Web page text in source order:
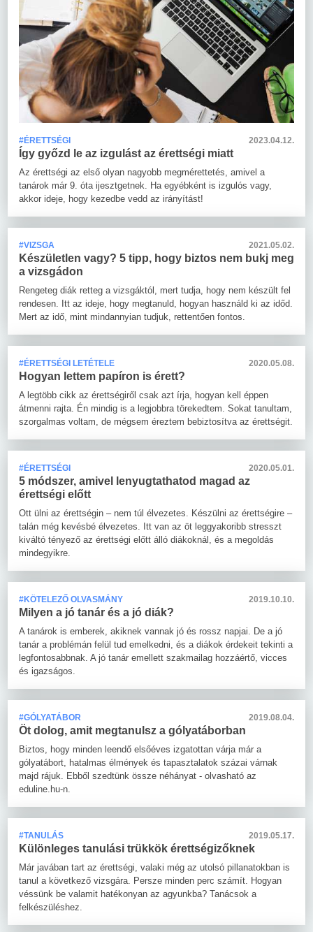
#ÉRETTSÉGI 2023.04.12.
Így győzd le az izgulást az érettségi miatt
Az érettségi az első olyan nagyobb megmérettetés, amivel a
tanárok már 9. óta ijesztgetnek. Ha egyébként is izgulós vagy,
akkor ideje, hogy kezedbe vedd az irányítást!
#VIZSGA 2021.05.02.
Készületlen vagy? 5 tipp, hogy biztos nem bukj meg
a vizsgádon
Rengeteg diák retteg a vizsgáktól, mert tudja, hogy nem készült fel
rendesen. Itt az ideje, hogy megtanuld, hogyan használd ki az időd.
Mert az idő, mint mindannyian tudjuk, rettentően fontos.
#ÉRETTSÉGI LETÉTELE 2020.05.08.
Hogyan lettem papíron is érett?
A legtöbb cikk az érettségiről csak azt írja, hogyan kell éppen
átmenni rajta. Én mindig is a legjobbra törekedtem. Sokat tanultam,
szorgalmas voltam, de mégsem éreztem bebiztosítva az érettségit.
#ÉRETTSÉGI 2020.05.01.
5 módszer, amivel lenyugtathatod magad az
érettségi előtt
Ott ülni az érettségin – nem túl élvezetes. Készülni az érettségire –
talán még kevésbé élvezetes. Itt van az öt leggyakoribb stresszt
kiváltó tényező az érettségi előtt álló diákoknál, és a megoldás
mindegyikre.
#KÖTELEZŐ OLVASMÁNY 2019.10.10.
Milyen a jó tanár és a jó diák?
A tanárok is emberek, akiknek vannak jó és rossz napjai. De a jó
tanár a problémán felül tud emelkedni, és a diákok érdekeit tekinti a
legfontosabbnak. A jó tanár emellett szakmailag hozzáértő, vicces
és igazságos.
#GÓLYATÁBOR 2019.08.04.
Öt dolog, amit megtanulsz a gólyatáborban
Biztos, hogy minden leendő elsőéves izgatottan várja már a
gólyatábort, hatalmas élmények és tapasztalatok százai várnak
majd rájuk. Ebből szedtünk össze néhányat - olvasható az
eduline.hu-n.
#TANULÁS 2019.05.17.
Különleges tanulási trükkök érettségizőknek
Már javában tart az érettségi, valaki még az utolsó pillanatokban is
tanul a következő vizsgára. Persze minden perc számít. Hogyan
véssünk be valamit hatékonyan az agyunkba? Tanácsok a
felkészüléshez.